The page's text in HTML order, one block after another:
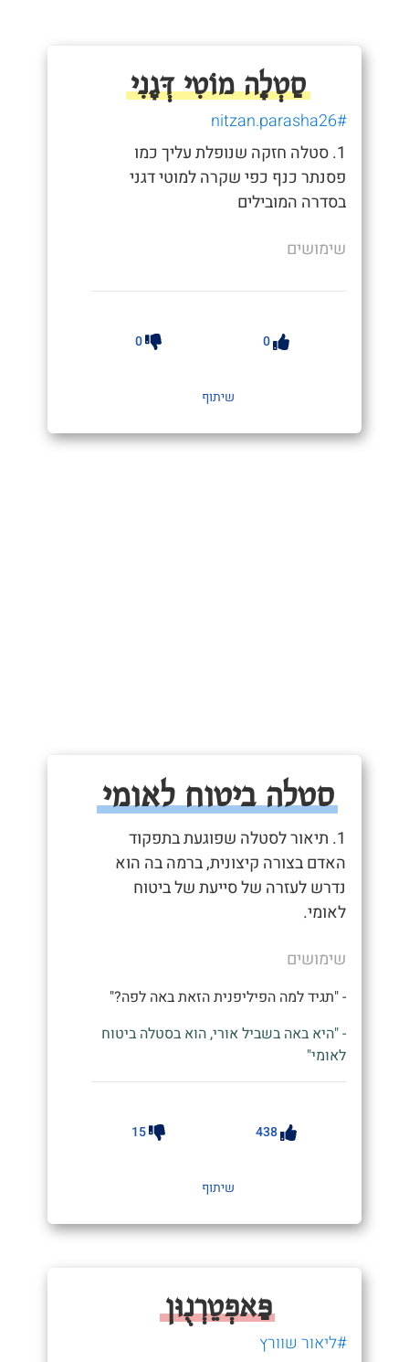
סַטְלָה מוֹטִי דְּגָנִי
#nitzan.parasha26
1. סטלה חזקה שנופלת עליך כמו
פסנתר כנף כפי שקרה למוטי דגני
בסדרה המובילים
שימושים
0
0
שיתוף
סטלה ביטוח לאומי
1. תיאור לסטלה שפוגעת בתפקוד
האדם בצורה קיצונית, ברמה בה הוא
נדרש לעזרה של סייעת של ביטוח
לאומי.
שימושים
- "תגיד למה הפיליפנית הזאת באה לפה?"
- "היא באה בשביל אורי, הוא בסטלה ביטוח
לאומי"
438
15
שיתוף
פַּאפְטֵרְנֻוּן
#ליאור שוורץ